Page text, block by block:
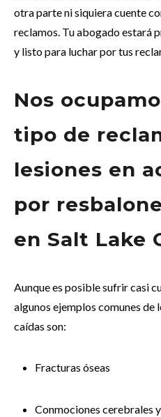
otra parte ni siquiera cuente
reclamos. Tu abogado estará
y listo para luchar por tus
Nos
tipo de
lesiones en
por
en Salt Lake
Aunque es posible sufrir casi
algunos ejemplos comunes de
caídas son:
Fracturas óseas
Conmociones cerebrales